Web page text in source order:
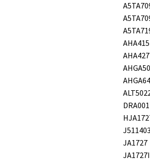
AHA415
AHA427
AHGA50
AHGA64
JA1727